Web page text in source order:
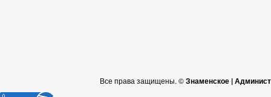
Все права защищены. ©Знаменское |